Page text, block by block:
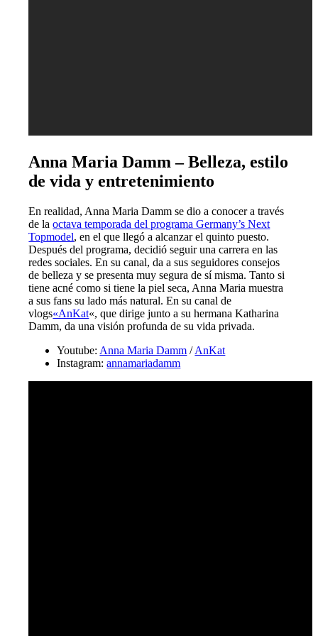
Anna Maria Damm – Belleza, estilo
de vida y entretenimiento
En realidad, Anna Maria Damm se dio a conocer a través
de laoctava temporada del programa Germany’s Next
Topmodel, en el que llegó a alcanzar el quinto puesto.
Después del programa, decidió seguir una carrera en las
redes sociales. En su canal, da a sus seguidores consejos
de belleza y se presenta muy segura de sí misma. Tanto si
tiene acné como si tiene la piel seca, Anna Maria muestra
a sus fans su lado más natural. En su canal de
vlogs«AnKat«, que dirige junto a su hermana Katharina
Damm, da una visión profunda de su vida privada.
Youtube: Anna Maria Damm /AnKat
Instagram:annamariadamm